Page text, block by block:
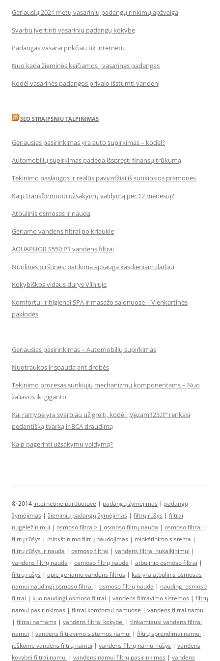
Geriausių 2021 metų vasarinių padangų rinkimų apžvalga
Svarbu įvertinti vasarinių padangų kokybę
Padangas vasarai pirkčiau tik internetu
Nuo kada žieminės keičiamos į vasarines padangas
Kodėl vasarinės padangos privalo išstumti vandenį
SEO STRAIPSNIU TALPINIMAS
Geriausias pasirinkimas yra auto supirkimas – kodėl?
Automobilių supirkimas padeda išspręsti finansų trūkumą
Tekinimo paslaugos ir realūs pavyzdžiai iš sunkiosios pramonės
Kaip transformuoti užsakymų valdymą per 12 mėnesių?
Atbulinis osmosas ir nauda
Geriamo vandens filtrai po kriaukle
AQUAPHOR S550 P1 vandens filtrai
Nitrilinės pirštinės: patikima apsauga kasdieniam darbui
Kokybiškos vidaus durys Vilniuje
Komfortui ir higienai SPA ir masažo salonuose – Vienkartinės
paklodės
Geriausias pasirinkimas – Automobilių supirkimas
Nuotraukos ir spauda ant drobės
Tekinimo procesas sunkiųjų mechanizmų komponentams – Nuo
žaliavos iki giganto
Kai ramybė yra svarbiau už greitį, kodėl „Vezam123.lt“ renkasi
pedantišką tvarką ir BCA draudimą
Kaip pagerinti užsakymų valdymą?
© 2014 internetine parduotuve | padangų žymėjimas | padangų
žymėjimas | žieminių padangų žymėjimas | filtrų rūšys | filtrai
nugeležinimui | osmoso filtrai> | osmoso filtrų nauda | osmoso filtrai |
filtrų rūšys | minkštinimo filtrų naudojimas | minkštinimo sistema |
filtrų rūšys ir nauda | osmoso filtrai | vandens filtrai nukalkinimui |
vandens filtrų nauda | osmoso filtrų nauda | atbulinio osmoso filtrai |
filtrų rūšys | apie geriamo vandens filtrus | kas yra atbulinis osmosas |
namui naudingi osmoso filtrai | osmoso filtrų nauda | naudingi osmoso
filtrai | kuo naudingi osmoso filtrai | vandens filtravimo sistemos | filtrų
namui pasirinkimas | filtrai komfortui namuose | vandens filtrai namui
| filtrai namams | vandens filtrai kokybei | tinkamiausi vandens filtrai
namui | vandens filtravimo sistemos namui | filtrų sprendimai namui |
ieškome vandens filtrų namui | vandens filtrų namui rūšys | vandens
kokybei filtrai namui | vandens namui filtrų pasirinkimas | vandens